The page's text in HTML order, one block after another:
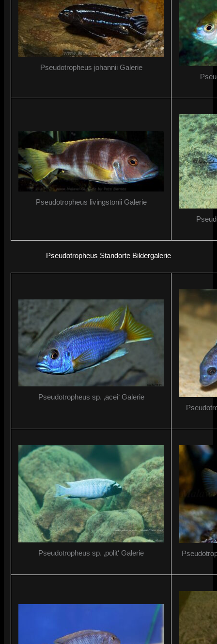
Pseudotropheus johannii Galerie
Pseudotropheus livingstonii Galerie
Pseudotropheus Standorte Bildergalerie
Pseudotropheus sp. ‚acei‘ Galerie
Pseudotropheus sp. ‚polit‘ Galerie